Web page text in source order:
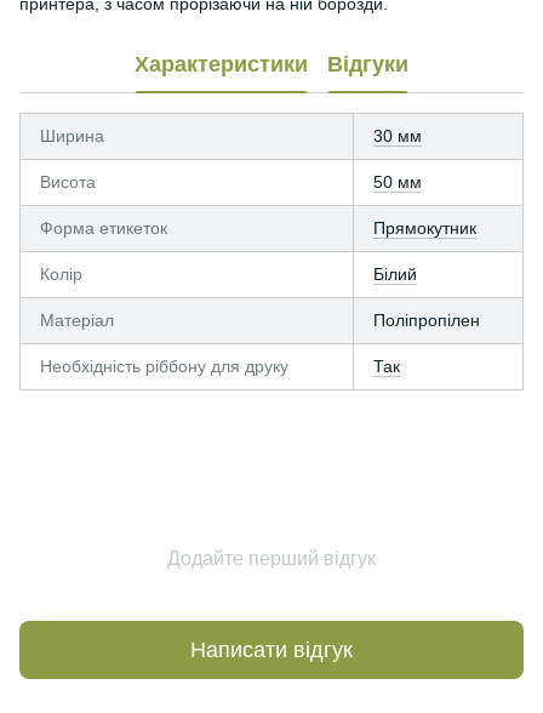
Характеристики Відгуки
Ширина 30 мм
Висота 50 мм
Форма етикеток Прямокутник
Колір Білий
Матеріал Поліпропілен
Необхідність ріббону для друку Так
Додайте перший відгук
Написати відгук